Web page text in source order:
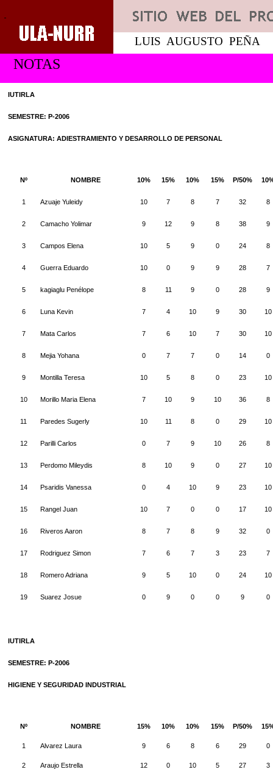
LUIS AUGUSTO PEÑA
NOTAS
IUTIRLA
SEMESTRE: P-2006
ASIGNATURA: ADIESTRAMIENTO Y DESARROLLO DE PERSONAL
Nº NOMBRE 10% 15% 10% 15% P/50%
1 Azuaje Yuleidy 10 7 8 7 32 8
2 Camacho Yolimar 9 12 9 8 38 9
3 Campos Elena 10 5 9 0 24 8
4 Guerra Eduardo 10 0 9 9 28 7
5 kagiaglu Penélope 8 11 9 0 28 9
6 Luna Kevin 7 4 10 9 30 10
7 Mata Carlos 7 6 10 7 30 10
8 Mejia Yohana 0 7 7 0 14 0
9 Montilla Teresa 10 5 8 0 23 10
10 Morillo Maria Elena 7 10 9 10 36 8
11 Paredes Sugerly 10 11 8 0 29 10
12 Parilli Carlos 0 7 9 10 26 8
13 Perdomo Mileydis 8 10 9 0 27 10
14 Psaridis Vanessa 0 4 10 9 23 10
15 Rangel Juan 10 7 0 0 17 10
16 Riveros Aaron 8 7 8 9 32 0
17 Rodriguez Simon 7 6 7 3 23 7
18 Romero Adriana 9 5 10 0 24 10
19 Suarez Josue 0 9 0 0 9 0
IUTIRLA
SEMESTRE: P-2006
HIGIENE Y SEGURIDAD INDUSTRIAL
Nº NOMBRE 15% 10% 10% 15% P/50%
1 Alvarez Laura 9 6 8 6 29 0
2 Araujo Estrella 12 0 10 5 27 3